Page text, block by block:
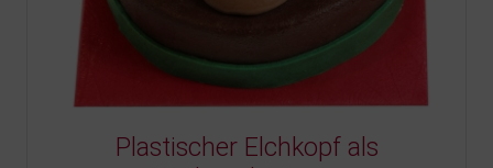
Plastischer Elchkopf als